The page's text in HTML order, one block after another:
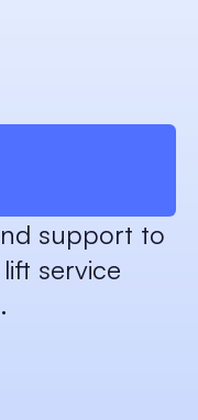
support to
service